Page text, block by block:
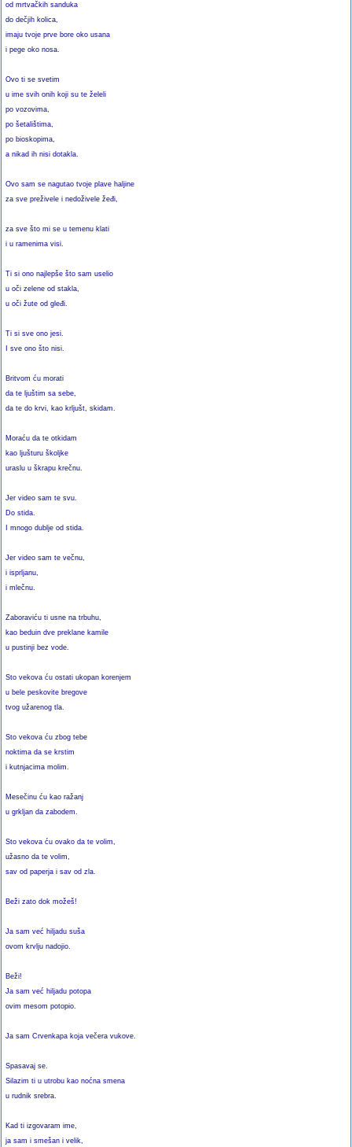
od mrtvačkih sanduka
do dečjih kolica,
imaju tvoje prve bore oko usana
i pege oko nosa.
Ovo ti se svetim
u ime svih onih koji su te želeli
po vozovima,
po šetalištima,
po bioskopima,
a nikad ih nisi dotakla.
Ovo sam se nagutao tvoje plave haljine
za sve preživele i nedoživele žeđi,
za sve što mi se u temenu klati
i u ramenima visi.
Ti si ono najlepše što sam uselio
u oči zelene od stakla,
u oči žute od gleđi.
Ti si sve ono jesi.
I sve ono što nisi.
Britvom ću morati
da te ljuštim sa sebe,
da te do krvi, kao krljušt, skidam.
Moraću da te otkidam
kao ljušturu školjke
uraslu u škrapu krečnu.
Jer video sam te svu.
Do stida.
I mnogo dublje od stida.
Jer video sam te večnu,
i isprljanu,
i mlečnu.
Zaboraviću ti usne na trbuhu,
kao beduin dve preklane kamile
u pustinji bez vode.
Sto vekova ću ostati ukopan korenjem
u bele peskovite bregove
tvog užarenog tla.
Sto vekova ću zbog tebe
noktima da se krstim
i kutnjacima molim.
Mesečinu ću kao ražanj
u grkljan da zabodem.
Sto vekova ću ovako da te volim,
užasno da te volim,
sav od paperja i sav od zla.
Beži zato dok možeš!
Ja sam već hiljadu suša
ovom krvlju nadojio.
Beži!
Ja sam već hiljadu potopa
ovim mesom potopio.
Ja sam Crvenkapa koja večera vukove.
Spasavaj se.
Silazim ti u utrobu kao noćna smena
u rudnik srebra.
Kad ti izgovaram ime,
ja sam i smešan i velik,